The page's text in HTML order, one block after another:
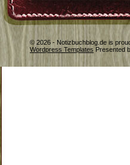
© 2026 - Notizbuchblog.de is
Wordpress Templates Presented